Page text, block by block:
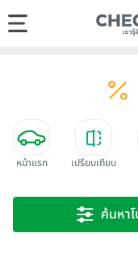
หน้าแรก เปรียบเทียบ
ค้นหา